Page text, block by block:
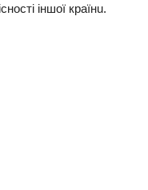
iншoї кpaїнu.